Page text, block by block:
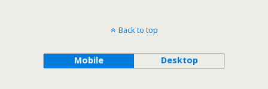
Back to top
Mobile Desktop